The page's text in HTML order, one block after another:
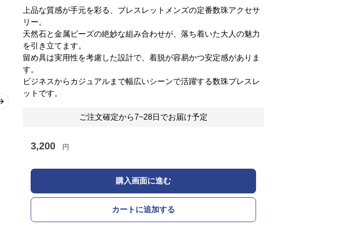
Next slide
上品な質感が手元を彩る、ブレスレットメンズの定番数珠アクセサ
リー。
天然石と金属ビーズの絶妙な組み合わせが、落ち着いた大人の魅力
を引き立てます。
留め具は実用性を考慮した設計で、着脱が容易かつ安定感がありま
す。
ビジネスからカジュアルまで幅広いシーンで活躍する数珠ブレスレ
ットです。
ご注文確定から7~28日でお届け予定
3,200 円
購入画面に進む
カートに追加する